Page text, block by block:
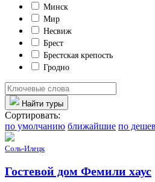
Минск
Мир
Несвиж
Брест
Брестская крепость
Гродно
Найти туры
Сортировать:
по умолчанию ближайшие по
Соль-Илецк
Гостевой дом Фемили хаус